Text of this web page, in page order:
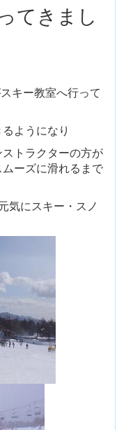
てきまし
キー教室へ行って
ようになり
トラクターの方が
ーズに滑れるまで
気にスキー・スノ